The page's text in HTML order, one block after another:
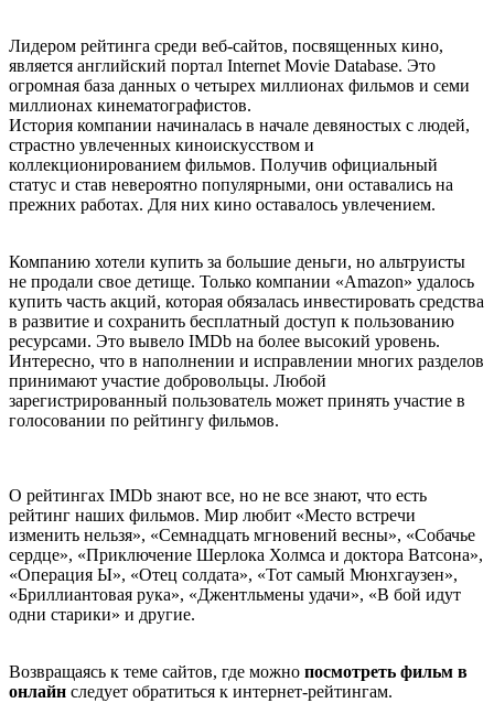
Лидером рейтинга среди веб-сайтов, посвященных кино,
является английский портал Internet Movie Database. Это
огромная база данных о четырех миллионах фильмов и семи
миллионах кинематографистов.
История компании начиналась в начале девяностых с людей,
страстно увлеченных киноискусством и
коллекционированием фильмов. Получив официальный
статус и став невероятно популярными, они оставались на
прежних работах. Для них кино оставалось увлечением.
Компанию хотели купить за большие деньги, но альтруисты
не продали свое детище. Только компании «Amazon» удалось
купить часть акций, которая обязалась инвестировать средства
в развитие и сохранить бесплатный доступ к пользованию
ресурсами. Это вывело IMDb на более высокий уровень.
Интересно, что в наполнении и исправлении многих разделов
принимают участие добровольцы. Любой
зарегистрированный пользователь может принять участие в
голосовании по рейтингу фильмов.
О рейтингах IMDb знают все, но не все знают, что есть
рейтинг наших фильмов. Мир любит «Место встречи
изменить нельзя», «Семнадцать мгновений весны», «Собачье
сердце», «Приключение Шерлока Холмса и доктора Ватсона»,
«Операция Ы», «Отец солдата», «Тот самый Мюнхгаузен»,
«Бриллиантовая рука», «Джентльмены удачи», «В бой идут
одни старики» и другие.
Возвращаясь к теме сайтов, где можно посмотреть фильм в
онлайн следует обратиться к интернет-рейтингам.